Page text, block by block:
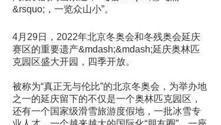
&rsquo;，一览众山小”。
4月29日，2022年北京冬奥会和冬残奥会延庆
赛区的重要遗产&mdash;&mdash;延庆奥林匹
克园区盛大开园，四季开放。
被称为“真正无与伦比”的北京冬奥会，为举办地
之一的延庆留下的不仅是一个奥林匹克园区，
还有一个国家级滑雪旅游度假地，一批冰雪专